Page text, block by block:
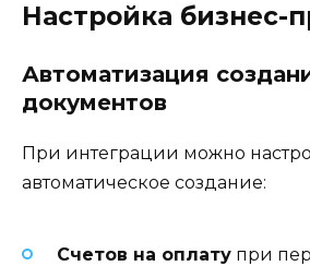
Настройка бизнес-
Автоматизация
документов
При интеграции можно
автоматическое создание:
Счетов на оплату при